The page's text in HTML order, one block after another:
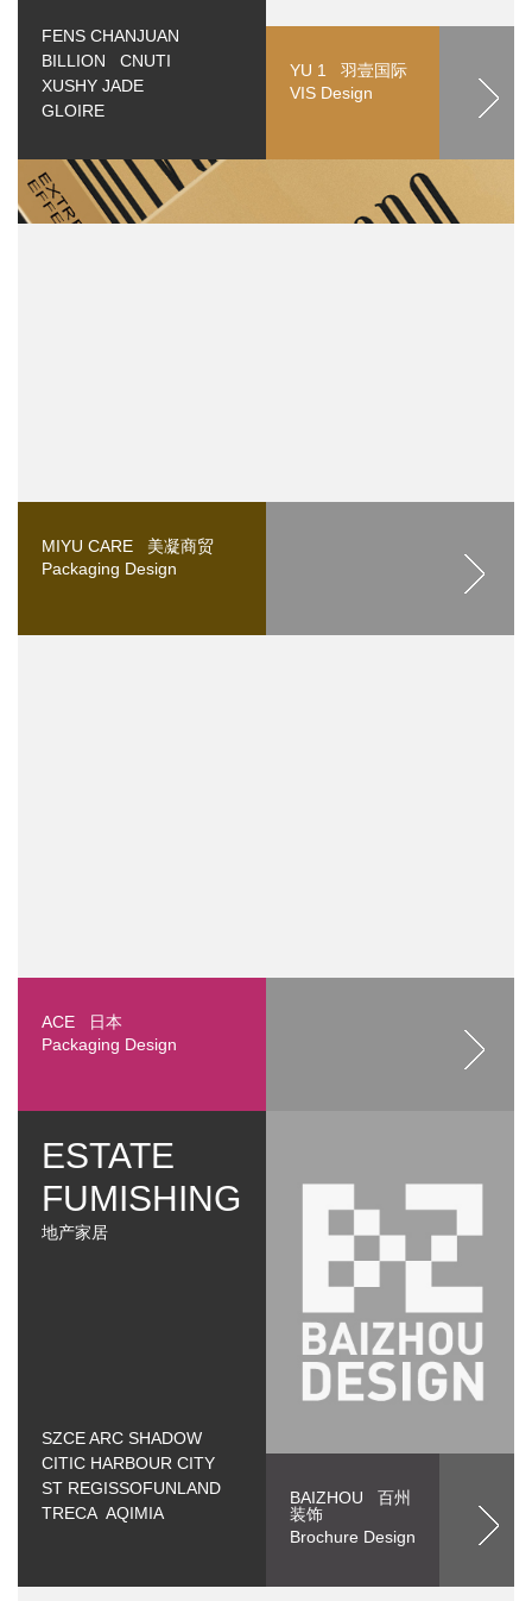
FENS CHANJUAN
BILLION CNUTI
XUSHY JADE
GLOIRE
YU 1 羽壹国际
VIS Design
MIYU CARE 美凝商贸
Packaging Design
ACE 日本
Packaging Design
ESTATE
FUMISHING
地产家居
SZCE ARC SHADOW
CITIC HARBOUR CITY
ST REGISSOFUNLAND
TRECA AQIMIA
BAIZHOU 百州
装饰
Brochure Design